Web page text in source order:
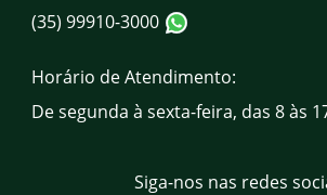
(35) 99910-3000
Horário de Atendimento:
De segunda à sexta-feira, das 8 às
Siga-nos nas redes